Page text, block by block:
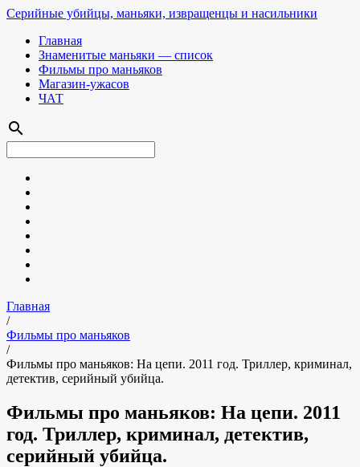
Серийные убийцы, маньяки, извращенцы и насильники
Главная
Знаменитые маньяки — список
Фильмы про маньяков
Магазин-ужасов
ЧАТ
search
Главная
/
Фильмы про маньяков
/
Фильмы про маньяков: На цепи. 2011 год. Триллер, криминал,
детектив, серийный убийца.
Фильмы про маньяков: На цепи. 2011
год. Триллер, криминал, детектив,
серийный убийца.